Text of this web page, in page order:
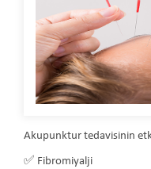
Akupunktur tedavisinin
✅ Fibromiyalji